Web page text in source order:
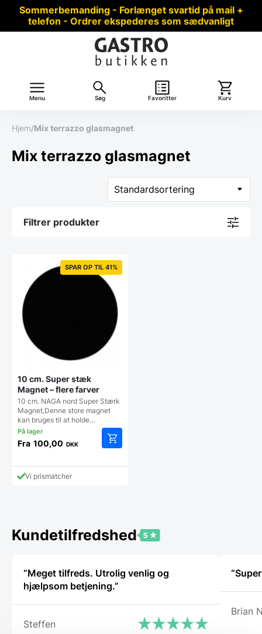
Sommerbemanding - Forlænget svartid på mail +
telefon - Ordrer ekspederes som sædvanligt
Menu Søg Favoritter Kurv
Hjem/Mix terrazzo glasmagnet
Mix terrazzo glasmagnet
Filtrer produkter
SPAR OP TIL 41%
10 cm. Super stæk
Magnet – flere farver
10 cm. NAGA nord Super Stærk
Magnet,Denne store magnet
kan bruges til at holde…
Fra 100,00 DKK
vare
vælges
på
Vi prismatcher
Kundetilfredshed
“Meget tilfreds. Utrolig venlig og
hjælpsom betjening.”
Steffen
Brian